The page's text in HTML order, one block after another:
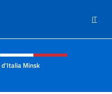
IT
e menù
Minsk